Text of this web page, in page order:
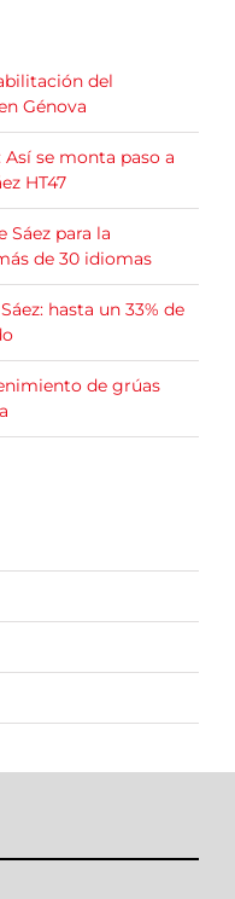
del
Génova
se monta paso a
HT47
Sáez para la
de 30 idiomas
hasta un 33% de
de grúas